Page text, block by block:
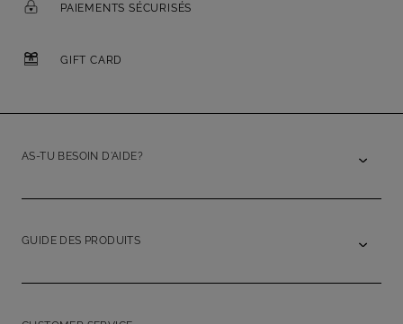
PAIEMENTS SÉCURISÉS
GIFT CARD
AS-TU BESOIN D'AIDE?
GUIDE DES PRODUITS